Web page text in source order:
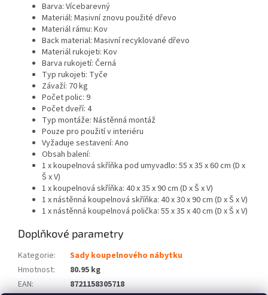
Barva: Vícebarevný
Materiál: Masivní znovu použité dřevo
Materiál rámu: Kov
Back material: Masivní recyklované dřevo
Materiál rukojeti: Kov
Barva rukojetí: Černá
Typ rukojeti: Tyče
Závaží: 70 kg
Počet polic: 9
Počet dveří: 4
Typ montáže: Nástěnná montáž
Pouze pro použití v interiéru
Vyžaduje sestavení: Ano
Obsah balení:
1 x koupelnová skříňka pod umyvadlo: 55 x 35 x 60 cm (D x
Š x V)
1 x koupelnová skříňka: 40 x 35 x 90 cm (D x Š x V)
1 x nástěnná koupelnová skříňka: 40 x 30 x 90 cm (D x Š x V)
1 x nástěnná koupelnová polička: 55 x 35 x 40 cm (D x Š x V)
Doplňkové parametry
Kategorie:
Sady koupelnového nábytku
Hmotnost:
80.95 kg
EAN:
8721158305718